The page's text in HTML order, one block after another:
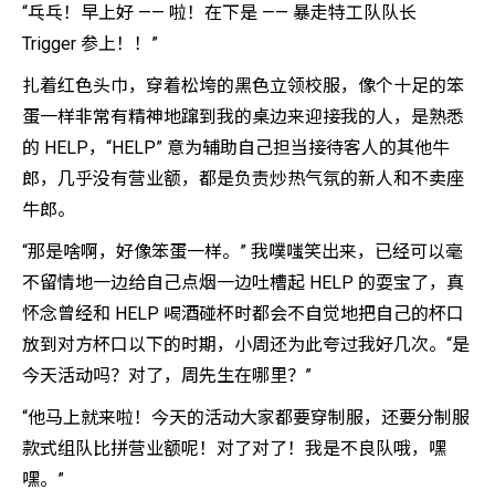
“乓乓！早上好 —— 啦！在下是 —— 暴走特工队队长
Trigger 参上！！”
扎着红色头巾，穿着松垮的黑色立领校服，像个十足的笨
蛋一样非常有精神地蹿到我的桌边来迎接我的人，是熟悉
的 HELP，“HELP” 意为辅助自己担当接待客人的其他牛
郎，几乎没有营业额，都是负责炒热气氛的新人和不卖座
牛郎。
“那是啥啊，好像笨蛋一样。” 我噗嗤笑出来，已经可以毫
不留情地一边给自己点烟一边吐槽起 HELP 的耍宝了，真
怀念曾经和 HELP 喝酒碰杯时都会不自觉地把自己的杯口
放到对方杯口以下的时期，小周还为此夸过我好几次。“是
今天活动吗？对了，周先生在哪里？”
“他马上就来啦！今天的活动大家都要穿制服，还要分制服
款式组队比拼营业额呢！对了对了！我是不良队哦，嘿
嘿。”